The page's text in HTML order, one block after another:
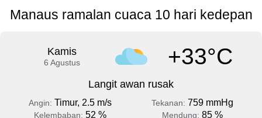
Manaus ramalan cuaca 10 hari kedepan
Kamis
6 Agustus +33°C
Langit awan rusak
Angin: Timur, 2.5 m/s Tekanan: 759 mmHg
Kelembaban: 52 % Mendung: 85 %